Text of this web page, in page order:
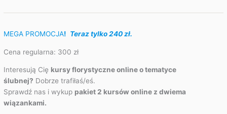
MEGA PROMOCJA! Teraz tylko 240 zł.
Cena regularna: 300 zł
Interesują Cię kursy florystyczne online o tematyce
ślubnej? Dobrze trafiłaś/eś.
Sprawdź nas i wykup pakiet 2 kursów online z dwiema
wiązankami.